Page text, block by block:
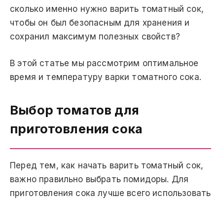
сколько именно нужно варить томатный сок,
чтобы он был безопасным для хранения и
сохранил максимум полезных свойств?
В этой статье мы рассмотрим оптимальное
время и температуру варки томатного сока.
Выбор томатов для
приготовления сока
Перед тем, как начать варить томатный сок,
важно правильно выбрать помидоры. Для
приготовления сока лучше всего использовать